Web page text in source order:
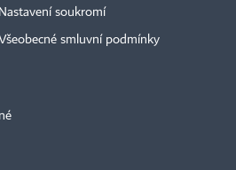
Nastavení soukromí
smluvní podmínky